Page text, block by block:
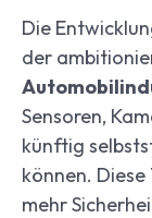
Die
der
Sensoren,
künftig
können.
mehr